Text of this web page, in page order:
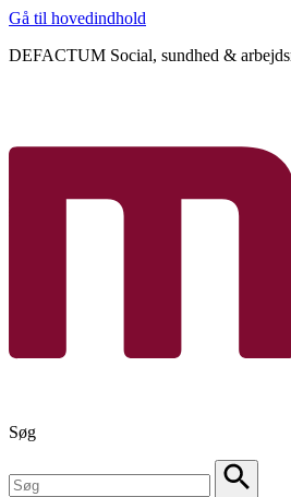
Gå til hovedindhold
DEFACTUM Social, sundhed &
Søg